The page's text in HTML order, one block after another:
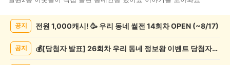
공지 전원 1,000캐시! 🥳 우리 동네 썰전 14회차 OPEN (~8/17)
공지 💰[당첨자 발표] 26회차 우리 동네 정보왕 이벤트 당첨자를 발표합니다!